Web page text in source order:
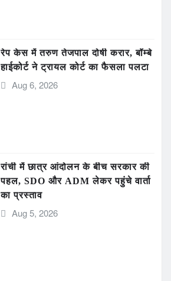
रेप केस में तरुण तेजपाल दोषी करार, बॉम्बे
हाईकोर्ट ने ट्रायल कोर्ट का फैसला पलटा
Aug 6, 2026
रांची में छात्र आंदोलन के बीच सरकार की
पहल, SDO और ADM लेकर पहुंचे वार्ता
का प्रस्ताव
Aug 5, 2026